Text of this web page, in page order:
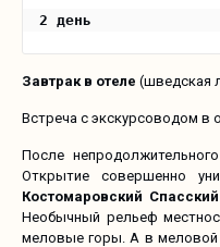
2 день
Завтрак в отеле (шведская
Встреча с экскурсоводом в
После
Открытие совершенно
Костомаровский
Необычный рельеф
меловые горы. А в меловой